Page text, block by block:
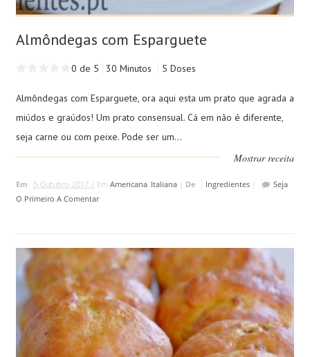
Almôndegas com Esparguete
0 de 5 30 Minutos 5 Doses
Almôndegas com Esparguete, ora aqui esta um prato que agrada a
miúdos e graúdos! Um prato consensual. Cá em não é diferente,
seja carne ou com peixe. Pode ser um...
Mostrar receita
Em 5 Outubro, 2017 | Em Americana, Italiana| De Ingredientes|
Seja
O Primeiro A Comentar